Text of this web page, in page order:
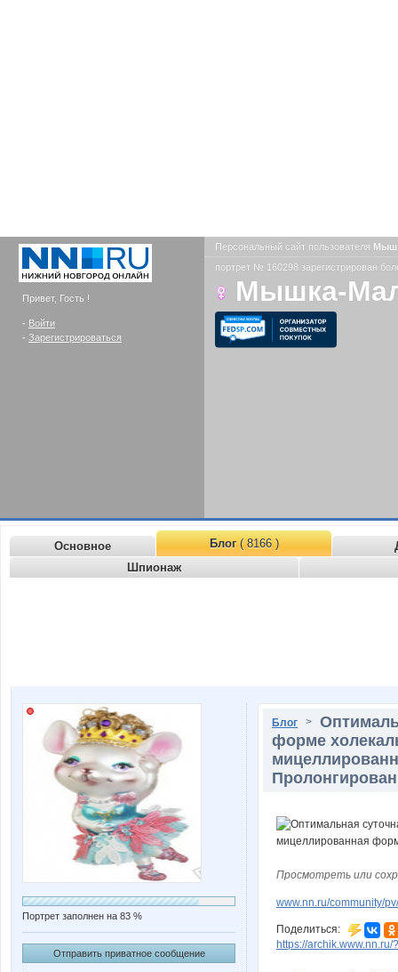
Привет, Гость !
- Войти
- Зарегистрироваться
Персональный сайт пользователя
портрет № 160298 зарегистрирован
Мышка-
Основное Блог( 8166 )
Шпионаж
Портрет заполнен на 83 %
Отправить приватное сообщение
Блог >
форме
Просмотреть или
www.nn.ru/community/
Поделиться:
https://